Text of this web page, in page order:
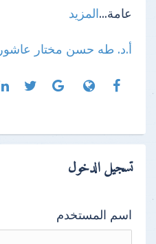
عامة...المزيد
أ.د. طه حسن مختار عاشور
تسجيل الدخول
اسم المستخدم